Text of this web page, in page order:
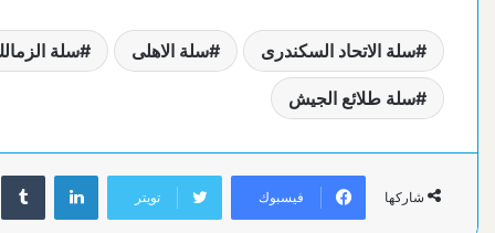
سلة الاتحاد السكندرى سلة الاهلى سلة
سلة طلائع الجيش
شاركها فيسبوك تويتر
لينكدإن